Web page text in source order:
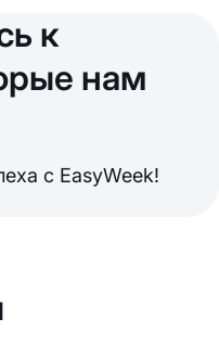
к
нам
с EasyWeek!